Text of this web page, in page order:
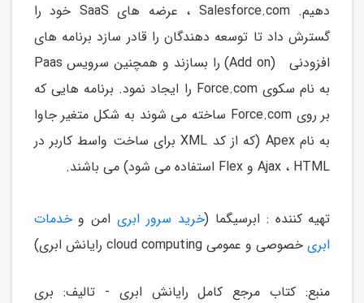
دهیم. Salesforce.com ، عرضه های SaaS خود را
گسترش داد تا توسعه دهندگان را قادر سازد برنامه های
افزودنی (Add on) را بسازند و همچنین سرویس Paas
به نام سکوی Force.com را ایجاد نمود. برنامه هایی که
بر روی Force.com ساخته می شوند به شکل متغیر جاوا
به نام Apex (که از کد XML برای ساخت واسط کاربر در
Ajax ، HTML و Flex استفاده می شود) می باشند.
تهیه کننده : ابرسیگما (خرید سرور ابریامن وخدمات
ابریخصوصی و عمومی cloud computing رایانش ابری)
منبع: کتاب مرجع کامل رایانش ابری - تالیف: بری